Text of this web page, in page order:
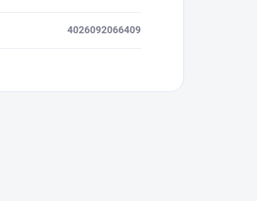
4026092066409